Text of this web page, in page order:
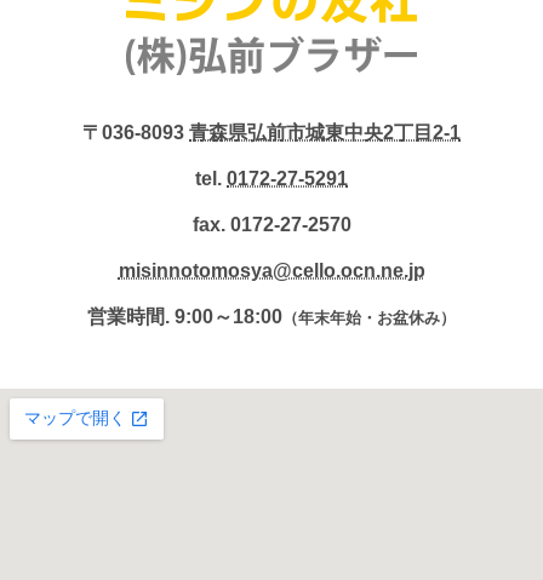
〒036-8093 青森県弘前市城東中央2丁目2-1
tel. 0172-27-5291
fax. 0172-27-2570
misinnotomosya@cello.ocn.ne.jp
営業時間. 9:00～18:00 （年末年始・お盆休み）